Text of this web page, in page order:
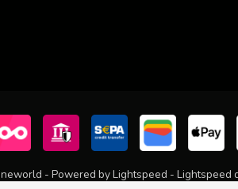
- Powered byLightspeed - Lightspeed